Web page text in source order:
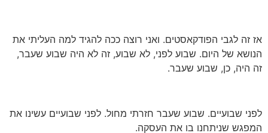
אז זה לגבי הפודקאסטים. ואני רוצה ככה להגיד למה העליתי את
הנושא של היום. שבוע לפני, לא שבוע, זה לא היה שבוע שעבר,
זה היה, כן, שבוע שעבר.
לפני שבועיים. שבוע שעבר חזרתי מחול. לפני שבועיים עשינו את
המפגש שניתחנו בו את העסקה.